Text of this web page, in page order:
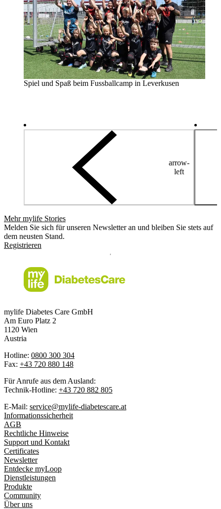
Spiel und Spaß beim Fussballcamp in Leverkusen
arrow-
left
Mehr mylife Stories
Melden Sie sich für unseren Newsletter an und bleiben Sie stets auf
dem neusten Stand.
Registrieren
mylife Diabetes Care GmbH
Am Euro Platz 2
1120 Wien
Austria
Hotline: 0800 300 304
Fax: +43 720 880 148
Für Anrufe aus dem Ausland:
Technik-Hotline: +43 720 882 805
E-Mail: service@mylife-diabetescare.at
Informationssicherheit
AGB
Rechtliche Hinweise
Support und Kontakt
Certificates
Newsletter
Entdecke myLoop
Dienstleistungen
Produkte
Community
Über uns